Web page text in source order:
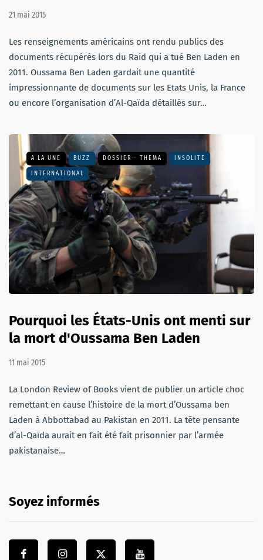
21 mai 2015
Les renseignements américains ont rendu publics des
documents récupérés lors du Raid qui a tué Ben Laden en
2011. Oussama Ben Laden gardait une quantité
impressionnante de documents sur les Etats Unis, la France
ou encore l’organisation d’Al-Qaïda détaillés sur…
A LA UNE BUZZ DOSSIER - THEMA INSOLITE
INTERNATIONAL
Pourquoi les États-Unis ont menti sur
la mort d'Oussama Ben Laden
11 mai 2015
La London Review of Books vient de publier un article choc
remettant en cause l’histoire de la mort d’Oussama ben
Laden à Abbottabad au Pakistan en 2011. La tête pensante
d’al-Qaïda aurait en fait été fait prisonnier par l’armée
pakistanaise…
Soyez informés